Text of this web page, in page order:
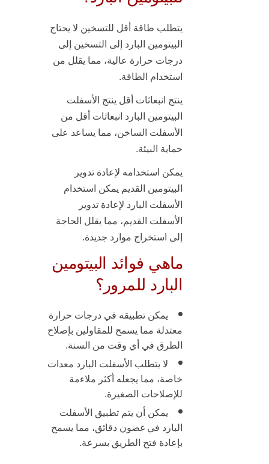
يتطلب طاقة أقل للتسخين لا يحتاج
البيتومين البارد إلى التسخين إلى
درجات حرارة عالية، مما يقلل من
استخدام الطاقة.
ينتج انبعاثات أقل ينتج الأسفلت
البيتومين البارد انبعاثات أقل من
الأسفلت الساخن، مما يساعد على
حماية البيئة.
يمكن استخدامه لإعادة تدوير
البيتومين القديم يمكن استخدام
الأسفلت البارد لإعادة تدوير
الأسفلت القديم، مما يقلل الحاجة
إلى استخراج موارد جديدة.
ماهي فوائد البيتومين
البارد للمرور؟
يمكن تطبيقه في درجات حرارة
معتدلة مما يسمح للمقاولين بإصلاح
الطرق في أي وقت من السنة.
لا يتطلب الأسفلت البارد معدات
خاصة، مما يجعله أكثر ملاءمة
للإصلاحات الصغيرة.
يمكن أن يتم تطبيق الأسفلت
البارد في غضون دقائق، مما يسمح
بإعادة فتح الطريق بسرعة.